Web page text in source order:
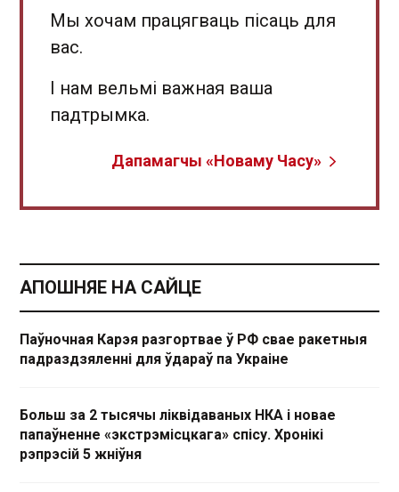
Мы хочам працягваць пісаць для
вас.
І нам вельмі важная ваша
падтрымка.
Дапамагчы «Новаму Часу»
АПОШНЯЕ НА САЙЦЕ
Паўночная Карэя разгортвае ў РФ свае ракетныя
падраздзяленні для ўдараў па Украіне
Больш за 2 тысячы ліквідаваных НКА і новае
папаўненне «экстрэмісцкага» спісу. Хронікі
рэпрэсій 5 жніўня